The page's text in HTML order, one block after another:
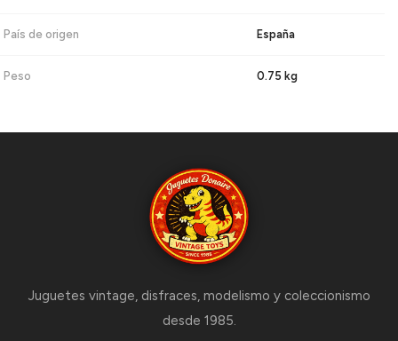
País de origen España
Peso 0.75 kg
Juguetes vintage, disfraces, modelismo y coleccionismo
desde 1985.